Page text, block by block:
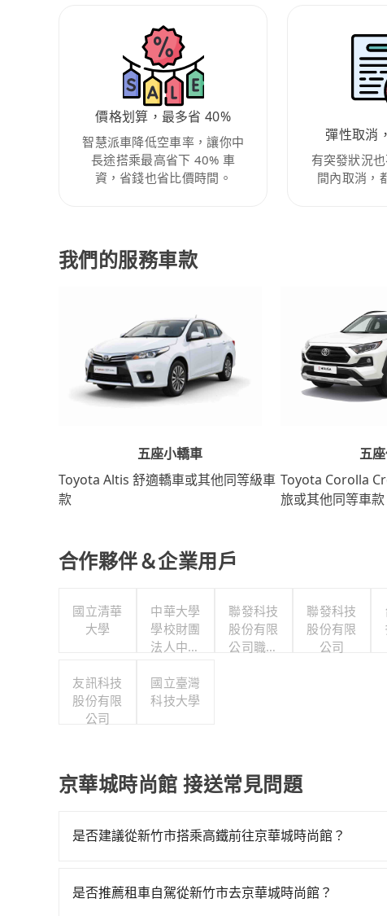
價格划算，最多省 40%
智慧派車降低空車率，讓你中
長途搭乘最高省下 40% 車
資，省錢也省比價時間。
彈性取消
有突發狀況
間內取消，
我們的服務車款
五座小轎車
Toyota Altis 舒適轎車或其他同等級車
款
五
Toyota Corolla
旅或其他同等車款
合作夥伴＆企業用戶
國立清華
大學
中華大學
學校財團
法人中華
聯發科技
股份有限
公司職工
聯發科技
股份有限
公司
友訊科技
股份有限
公司
國立臺灣
科技大學
京華城時尚館 接送常見問題
是否建議從新竹市搭乘高鐵前往京華城時尚館？
一天最多有63班次高鐵可搭乘。假設從新竹市東區前
是否推薦租車自駕從新竹市去京華城時尚館？